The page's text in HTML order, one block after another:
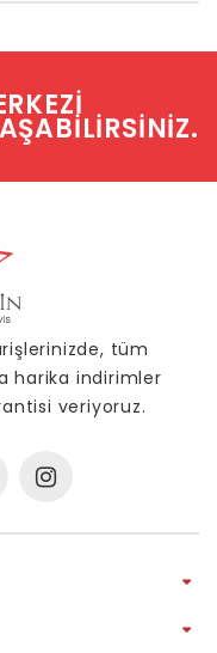
tüm
harika indirimler
veriyoruz.